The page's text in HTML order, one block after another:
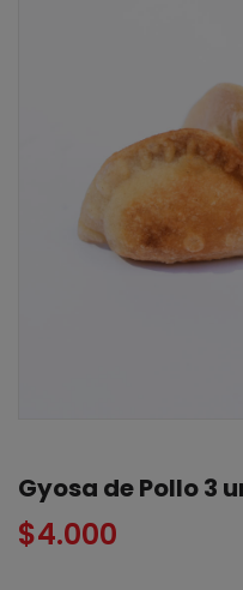
Gyosa de Pollo 3
$4.000